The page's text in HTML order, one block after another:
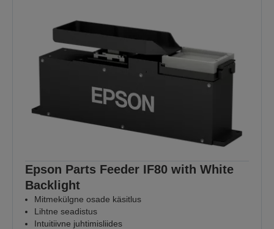
Epson Parts Feeder IF80 with White
Backlight
Mitmekülgne osade käsitlus
Lihtne seadistus
Intuitiivne juhtimisliides